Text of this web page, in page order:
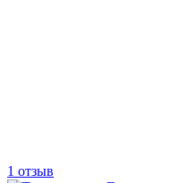
1 отзыв